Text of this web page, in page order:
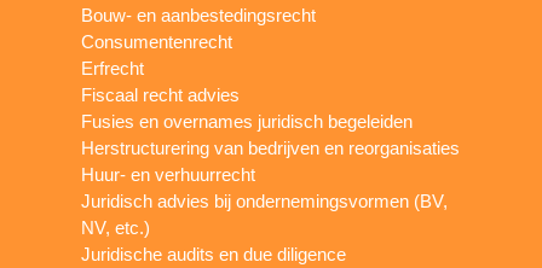
Bouw- en aanbestedingsrecht
Consumentenrecht
Erfrecht
Fiscaal recht advies
Fusies en overnames juridisch begeleiden
Herstructurering van bedrijven en reorganisaties
Huur- en verhuurrecht
Juridisch advies bij ondernemingsvormen (BV,
NV, etc.)
Juridische audits en due diligence